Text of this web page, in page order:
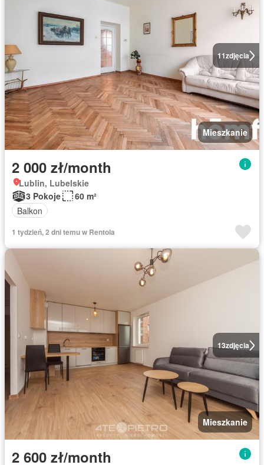
11zdjęcia
Mieszkanie
2 000 zł/month
Lublin, Lubelskie
3 Pokoje
60 m²
Balkon
1 tydzień, 2 dni temu w Rentola
13zdjęcia
Mieszkanie
2 600 zł/month